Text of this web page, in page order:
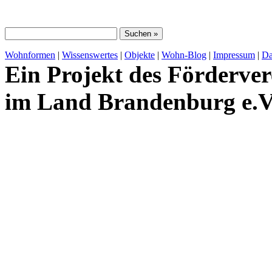
Wohnformen | Wissenswertes | Objekte | Wohn-Blog | Impressum |
Ein Projekt des
im Land Brandenburg